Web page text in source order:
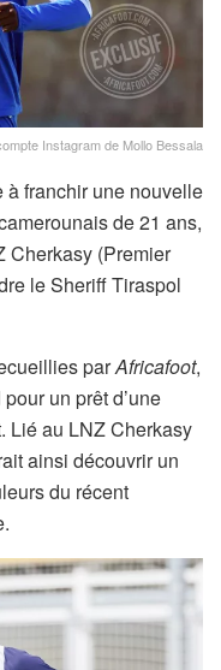
Instagram de Mollo Bessala
à franchir une nouvelle
de 21 ans,
Cherkasy (Premier
le Sheriff Tiraspol
parAfricafoot,
un prêt d’une
Lié au LNZ Cherkasy
ainsi découvrir un
du récent